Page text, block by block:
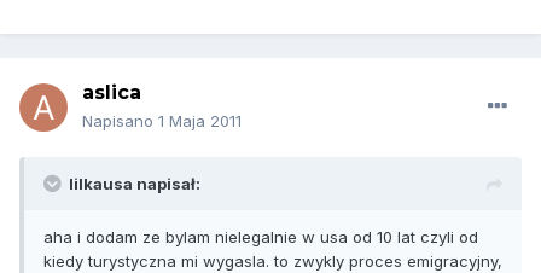
aslica
Napisano 1 Maja 2011
lilkausa napisał:
aha i dodam ze bylam nielegalnie w usa od 10 lat czyli od
kiedy turystyczna mi wygasla. to zwykly proces emigracyjny,